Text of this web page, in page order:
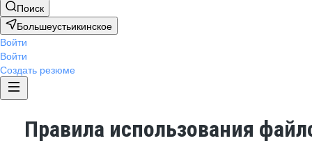
Поиск
Большеустьикинское
Войти
Войти
Создать резюме
Правила использования